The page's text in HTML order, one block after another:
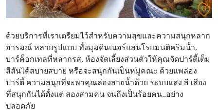
ด้วยบริการที่เราเตรียมไว้สำหรับความสุขและความสนุกหลาก
อารมณ์ หลายรูปแบบ ทั้งมุมดินเนอร์แสนโรแมนติคริมน้ำ,
บาร์ค็อกเทลที่หลากรส, ห้องจัดเลี้ยงส่วนตัวให้คุณจัดปาร์ตี้เต็ม
สีสันได้สบายสบาย หรือจะสนุกกันเป็นหมู่คณะ ด้วยแพล่อง
ปาร์ตี้ ความสนุกที่จะพาคุณล่องสายน้ำด้วย ระบบแสง สี เสียง
ที่สนุกกันได้ตั้งแต่ สองสามคน จนถึงเป็นร้อยคน..อย่าง
ปลอดภัย